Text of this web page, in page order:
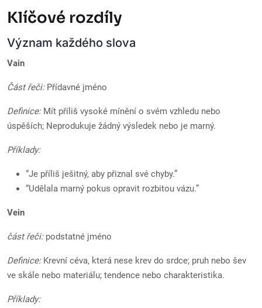
Klíčové rozdíly
Význam každého slova
Vain
Část řeči:Přídavné jméno
Definice:Mít příliš vysoké mínění o svém vzhledu nebo
úspěších; Neprodukuje žádný výsledek nebo je marný.
Příklady:
“Je příliš ješitný, aby přiznal své chyby.”
“Udělala marný pokus opravit rozbitou vázu.”
Vein
část řeči:podstatné jméno
Definice:Krevní céva, která nese krev do srdce; pruh nebo šev
ve skále nebo materiálu; tendence nebo charakteristika.
Příklady: